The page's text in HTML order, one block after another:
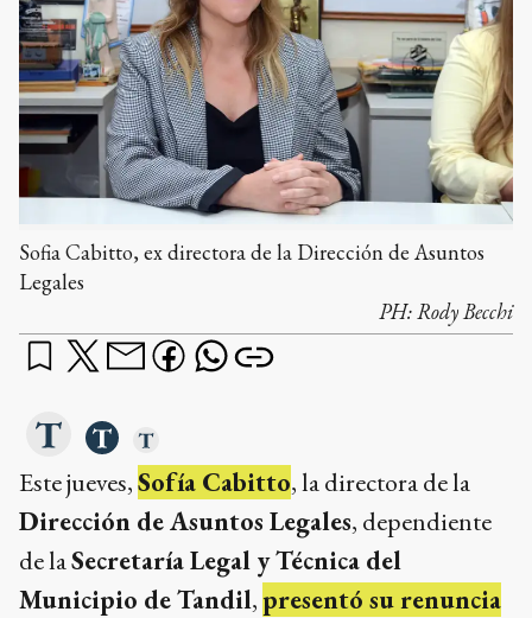
Sofia Cabitto, ex directora de la Dirección de Asuntos
Legales
PH: Rody Becchi
Este jueves,Sofía Cabitto, la directora de la
Dirección de Asuntos Legales, dependiente
de laSecretaría Legal y Técnica del
Municipio de Tandil, presentó su renuncia